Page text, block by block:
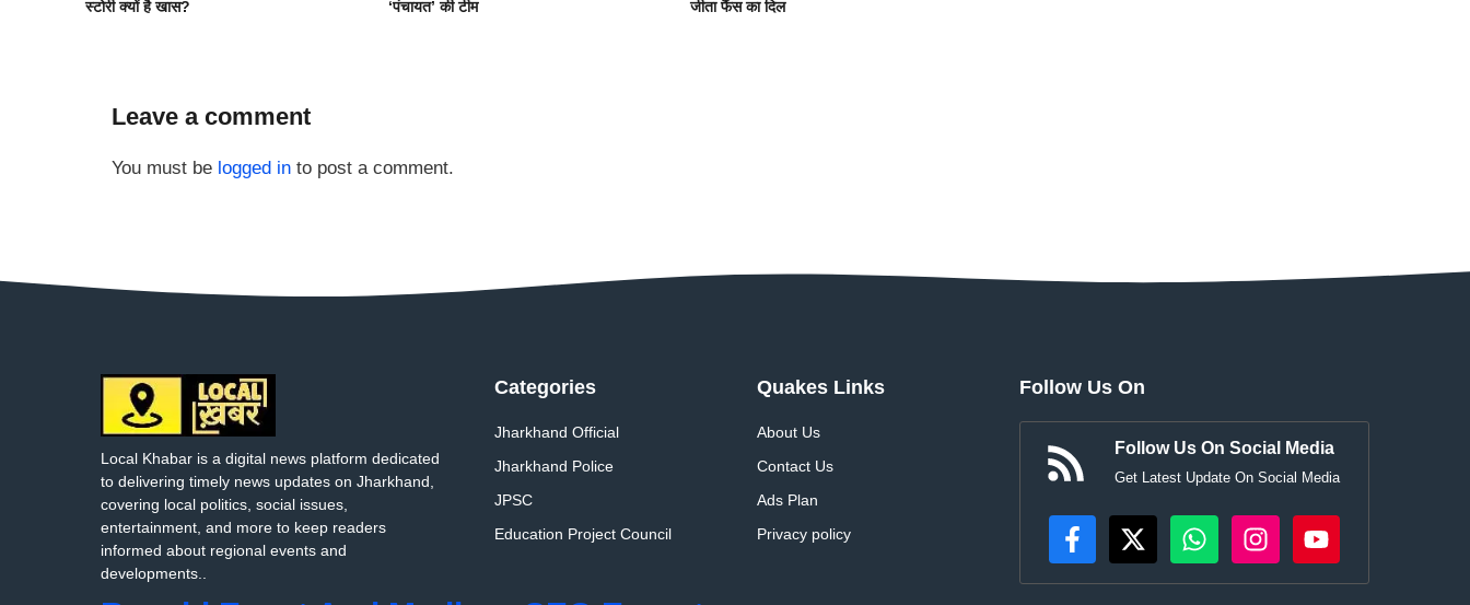
स्टोरी क्यों है खास?
‘पंचायत’ की टीम
जीता फैंस का दिल
Leave a comment
You must be logged in to post a comment.
Local Khabar is a digital news platform dedicated
to delivering timely news updates on Jharkhand,
covering local politics, social issues,
entertainment, and more to keep readers
informed about regional events and
developments..
Categories
Jharkhand Official
Jharkhand Police
JPSC
Education Project Council
Quakes Links
About Us
Contact Us
Ads Plan
Privacy policy
Follow Us On
Follow Us On Social Media
Get Latest Update On Social Media